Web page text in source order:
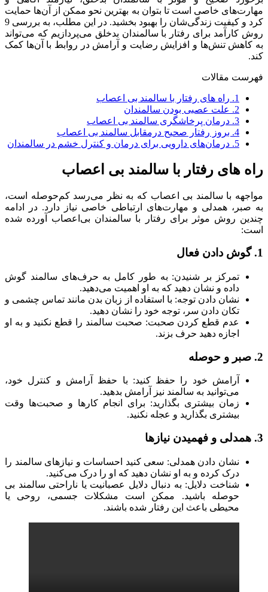
مهارت‌های خاصی است تا بتوان به بهترین نحو ممکن از آن‌ها حمایت
کرد و کیفیت زندگی‌شان را بهبود بخشید. در این مطلب، به بررسی 9
روش کارآمد برای رفتار با سالمندان بدخلق می‌پردازیم که می‌تواند
به کاهش تنش‌ها و افزایش رضایت و آرامش در روابط با آن‌ها کمک
کند.
فهرست مقالات
1. راه های رفتار با سالمند بی اعصاب
2.
علت عصبی بودن سالمندان
3. درمان پرخاشگری سالمند بی اعصاب
4. بروز رفتار صحیح درمقابل سالمند بی اعصاب
5. درمان‌های دارویی برای درمان و کنترل خشم در سالمندان
راه های رفتار با سالمند بی اعصاب
مواجهه با سالمند بی اعصاب که به نظر می‌رسد کم‌حوصله است،
به صبر، همدلی و مهارت‌های ارتباطی خاصی نیاز دارد. در ادامه
چندین روش موثر برای رفتار با سالمندان بی‌اعصاب آورده شده
است:
1. گوش دادن فعال
تمرکز بر شنیدن: به طور کامل به حرف‌های سالمند گوش
داده و نشان دهید که به او اهمیت می‌دهید.
نشان دادن توجه: با استفاده از زبان بدن مانند تماس چشمی و
تکان دادن سر، توجه خود را نشان دهید.
عدم قطع کردن صحبت: صحبت سالمند را قطع نکنید و به او
اجازه دهید حرف بزند.
2. صبر و حوصله
آرامش خود را حفظ کنید: با حفظ آرامش و کنترل خود،
می‌توانید به سالمند نیز آرامش بدهید.
زمان بیشتری بگذارید: برای انجام کارها و صحبت‌ها وقت
بیشتری بگذارید و عجله نکنید.
3. همدلی و فهمیدن نیازها
نشان دادن همدلی: سعی کنید احساسات و نیازهای سالمند را
درک کرده و به او نشان دهید که او را درک می‌کنید.
شناخت دلایل: به دنبال دلایل عصبانیت یا ناراحتی سالمند بی
حوصله باشید. ممکن است مشکلات جسمی، روحی یا
محیطی باعث این رفتار شده باشند.